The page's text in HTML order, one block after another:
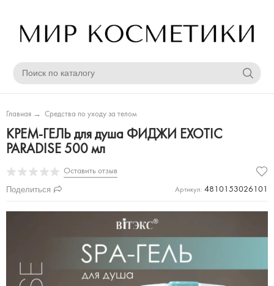
Главная → Средства по уходу за телом
КРЕМ-ГЕЛЬ для душа ФИДЖИ EXOTIC
PARADISE 500 мл
Оставить отзыв
Поделиться Артикул: 4810153026101